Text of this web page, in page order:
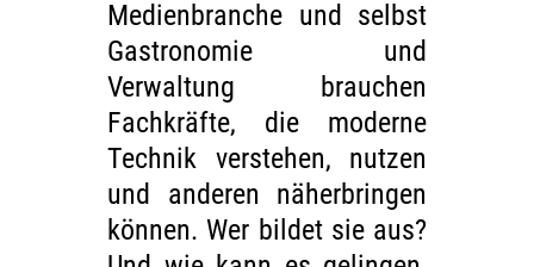
Medienbranche und selbst
Gastronomie und
Verwaltung brauchen
Fachkräfte, die moderne
Technik verstehen, nutzen
und anderen näherbringen
können. Wer bildet sie aus?